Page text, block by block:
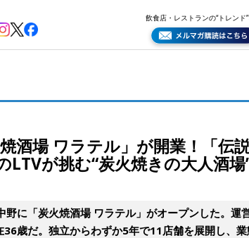
飲食店・レストランの“トレン
酒場 ワラテル」が開業！「伝
LTVが挑む“炭火焼きの大人酒
に「炭火焼酒場 ワラテル」がオープンした。
36歳だ。独立からわずか5年で11店舗を展開し、